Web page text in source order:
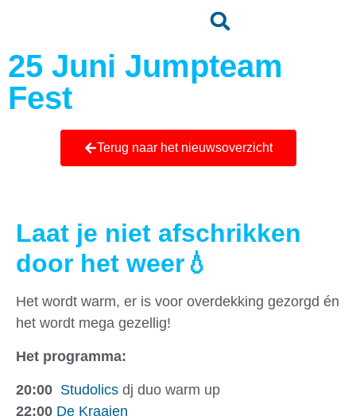
25 Juni Jumpteam
Fest
Terug naar het nieuwsoverzicht
Laat je niet afschrikken
door het weer💧
Het wordt warm, er is voor overdekking gezorgd én
het wordt mega gezellig!
Het programma:
20:00 Studolics dj duo warm up
22:00 De Kraaien